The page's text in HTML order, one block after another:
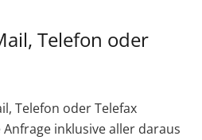
Telefon oder
Telefon oder Telefax
inklusive aller daraus